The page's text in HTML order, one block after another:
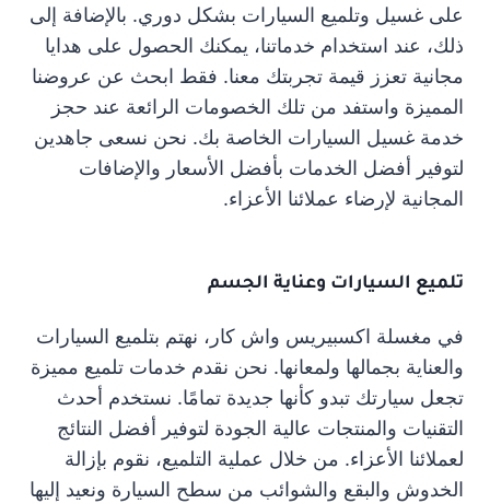
على غسيل وتلميع السيارات بشكل دوري. بالإضافة إلى
ذلك، عند استخدام خدماتنا، يمكنك الحصول على هدايا
مجانية تعزز قيمة تجربتك معنا. فقط ابحث عن عروضنا
المميزة واستفد من تلك الخصومات الرائعة عند حجز
خدمة غسيل السيارات الخاصة بك. نحن نسعى جاهدين
لتوفير أفضل الخدمات بأفضل الأسعار والإضافات
المجانية لإرضاء عملائنا الأعزاء.
تلميع السيارات وعناية الجسم
في مغسلة اكسبيريس واش كار، نهتم بتلميع السيارات
والعناية بجمالها ولمعانها. نحن نقدم خدمات تلميع مميزة
تجعل سيارتك تبدو كأنها جديدة تمامًا. نستخدم أحدث
التقنيات والمنتجات عالية الجودة لتوفير أفضل النتائج
لعملائنا الأعزاء. من خلال عملية التلميع، نقوم بإزالة
الخدوش والبقع والشوائب من سطح السيارة ونعيد إليها